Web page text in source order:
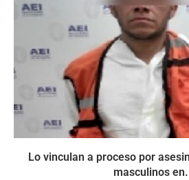
Lo vinculan a proceso por
masculinos